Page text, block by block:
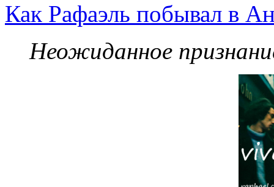
Как Рафаэль побывал в
Неожиданное